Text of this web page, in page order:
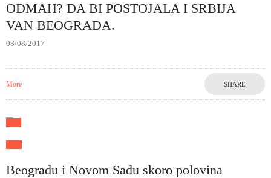
ODMAH? DA BI POSTOJALA I SRBIJA
VAN BEOGRADA.
08/08/2017
More SHARE
Beogradu i Novom Sadu skoro polovina